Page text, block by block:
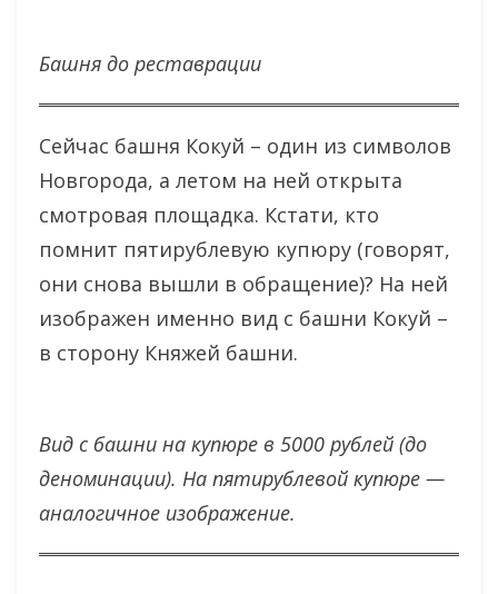
Башня до реставрации
Сейчас башня Кокуй – один из символов
Новгорода, а летом на ней открыта
смотровая площадка. Кстати, кто
помнит пятирублевую купюру (говорят,
они снова вышли в обращение)? На ней
изображен именно вид с башни Кокуй –
в сторону Княжей башни.
Вид с башни на купюре в 5000 рублей (до
деноминации). На пятирублевой купюре —
аналогичное изображение.